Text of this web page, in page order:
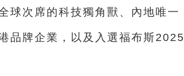
球次席的科技獨角獸、內地唯一
品牌企業，以及入選福布斯2025